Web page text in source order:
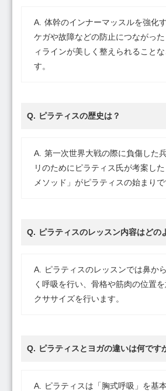
体幹のインナーマッスルを強化
ケガや故障などの防止につながっ
ィラインが美しく整えられること
す。
ピラティスの歴史は？
第一次世界大戦の際に負傷した
リのためにピラティス氏が考案し
メソッド」がピラティスの始まりで
ピラティスのレッスン内容はどの
ピラティスのレッスンでは鼻か
く呼吸を行い、骨格や筋肉の位置
クササイズを行います。
ピラティスとヨガの違いは何です
ピラティスは「胸式呼吸」を基